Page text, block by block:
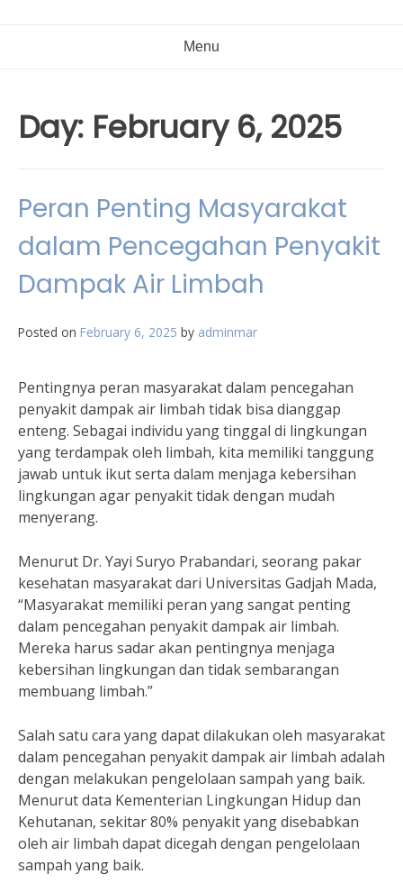
Menu
Day: February 6, 2025
Peran Penting Masyarakat
dalam Pencegahan Penyakit
Dampak Air Limbah
Posted on February 6, 2025 by adminmar
Pentingnya peran masyarakat dalam pencegahan
penyakit dampak air limbah tidak bisa dianggap
enteng. Sebagai individu yang tinggal di lingkungan
yang terdampak oleh limbah, kita memiliki tanggung
jawab untuk ikut serta dalam menjaga kebersihan
lingkungan agar penyakit tidak dengan mudah
menyerang.
Menurut Dr. Yayi Suryo Prabandari, seorang pakar
kesehatan masyarakat dari Universitas Gadjah Mada,
“Masyarakat memiliki peran yang sangat penting
dalam pencegahan penyakit dampak air limbah.
Mereka harus sadar akan pentingnya menjaga
kebersihan lingkungan dan tidak sembarangan
membuang limbah.”
Salah satu cara yang dapat dilakukan oleh masyarakat
dalam pencegahan penyakit dampak air limbah adalah
dengan melakukan pengelolaan sampah yang baik.
Menurut data Kementerian Lingkungan Hidup dan
Kehutanan, sekitar 80% penyakit yang disebabkan
oleh air limbah dapat dicegah dengan pengelolaan
sampah yang baik.